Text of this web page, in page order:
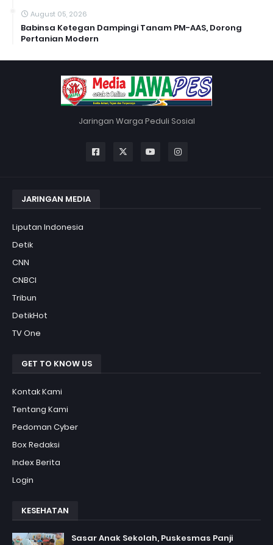
August 05, 2026
Babinsa Ketegan Dampingi Tanam PM-AAS, Dorong
Pertanian Modern
Jaringan Warga Peduli Sosial
JARINGAN MEDIA
Liputan Indonesia
Detik
CNN
CNBCI
Tribun
DetikHot
TV One
GET TO KNOW US
Kontak Kami
Tentang Kami
Pedoman Cyber
Box Redaksi
Index Berita
Login
KESEHATAN
Sasar Anak Sekolah, Puskesmas Panji